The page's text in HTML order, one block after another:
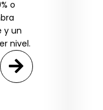
o
y un
nivel.